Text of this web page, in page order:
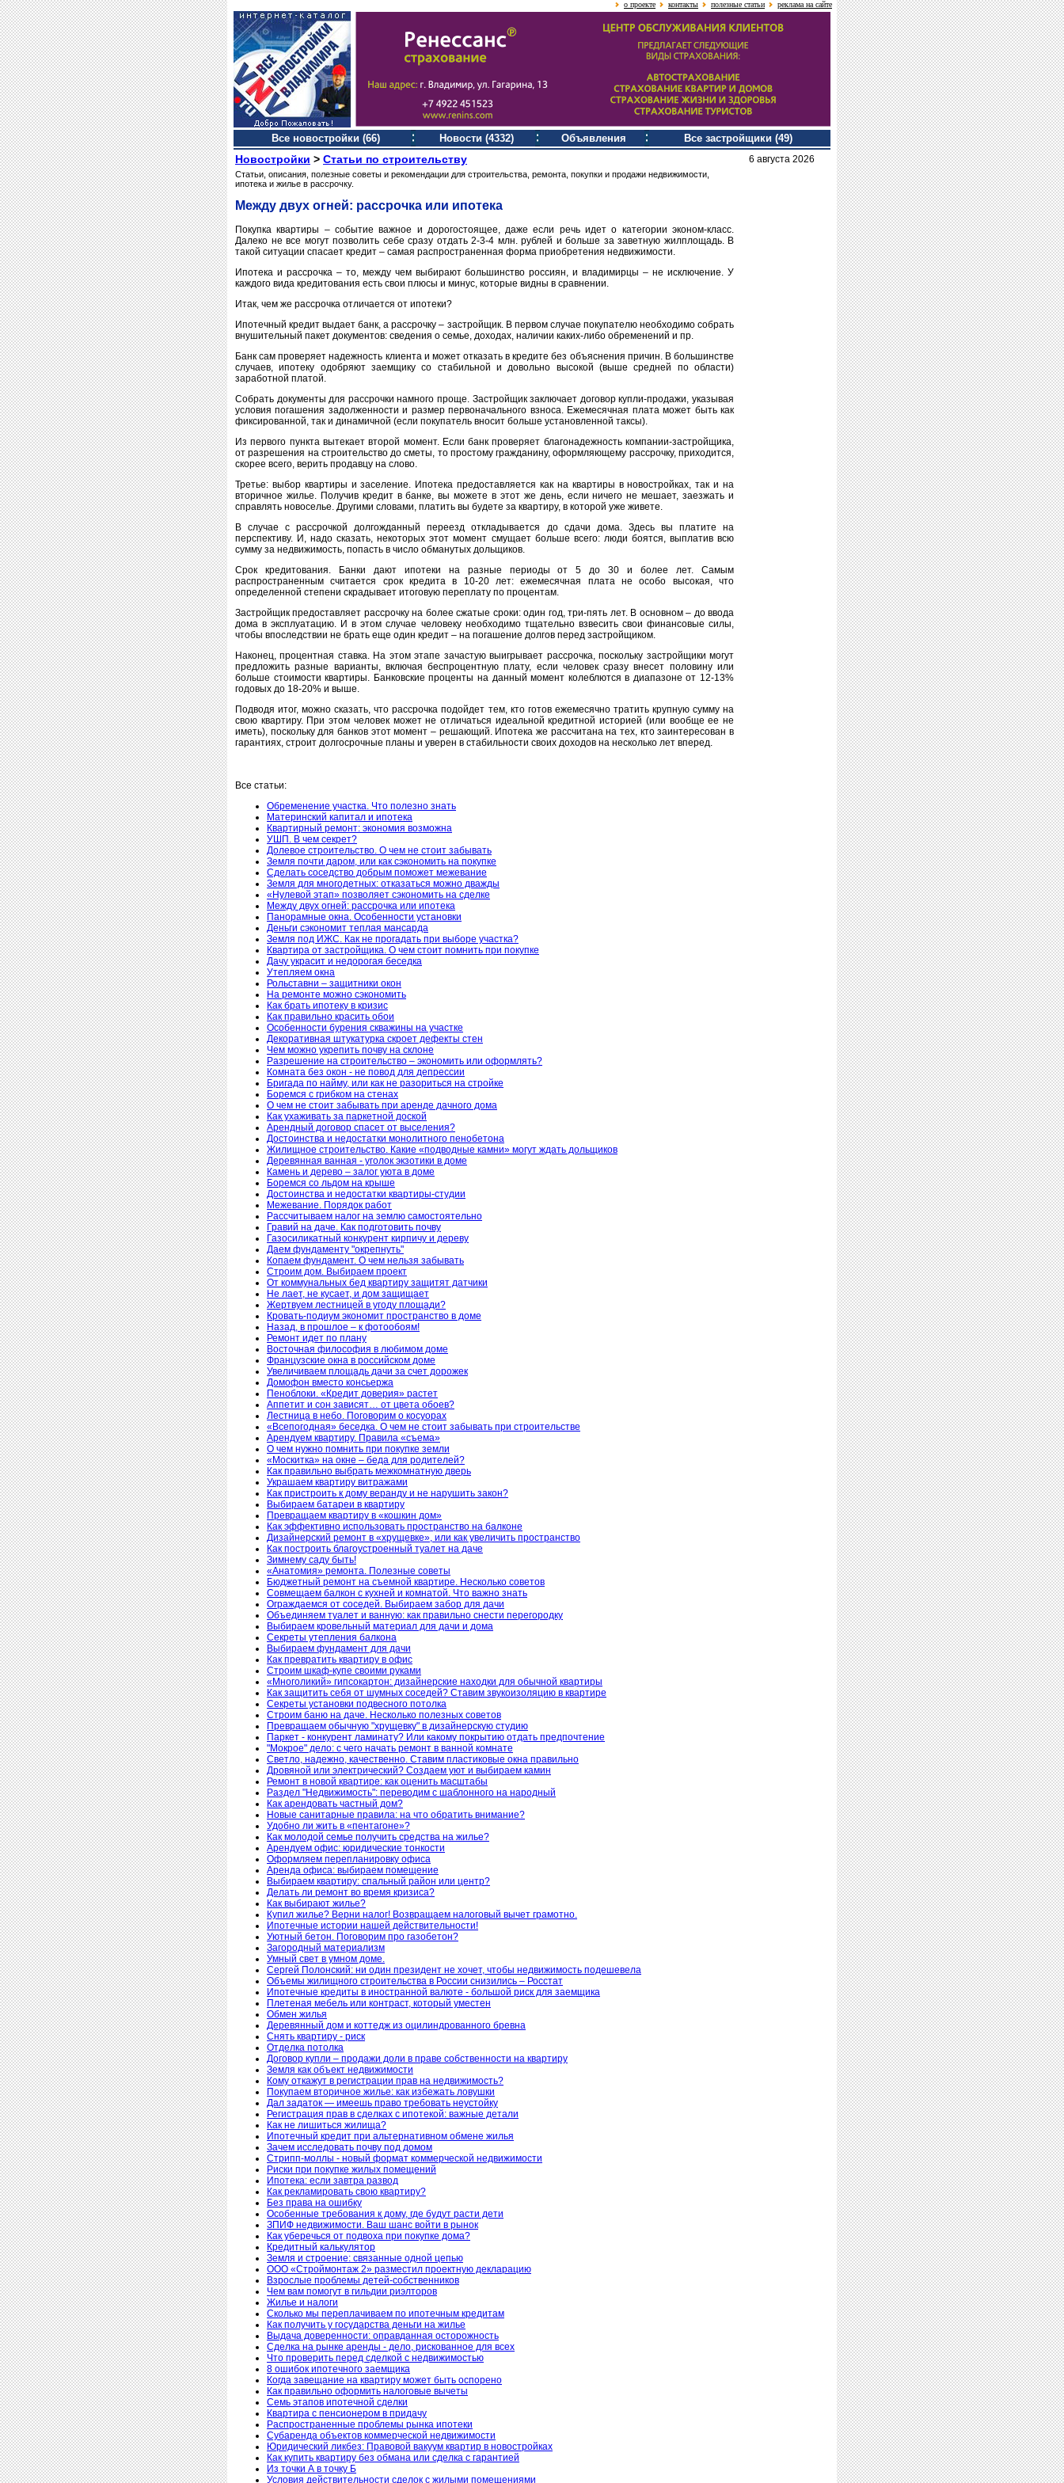
о проекте контакты полезные статьи реклама на сайте
Все новостройки (66) Новости (4332) Объявления Все застройщики (49)
Новостройки > Статьи по строительству 6 августа 2026
Статьи, описания, полезные советы и рекомендации для строительства, ремонта, покупки и продажи недвижимости,
ипотека и жилье в рассрочку.
Между двух огней: рассрочка или ипотека
Покупка квартиры – событие важное и дорогостоящее, даже если речь идет о категории эконом-класс.
Далеко не все могут позволить себе сразу отдать 2-3-4 млн. рублей и больше за заветную жилплощадь. В
такой ситуации спасает кредит – самая распространенная форма приобретения недвижимости.
Ипотека и рассрочка – то, между чем выбирают большинство россиян, и владимирцы – не исключение. У
каждого вида кредитования есть свои плюсы и минус, которые видны в сравнении.
Итак, чем же рассрочка отличается от ипотеки?
Ипотечный кредит выдает банк, а рассрочку – застройщик. В первом случае покупателю необходимо собрать
внушительный пакет документов: сведения о семье, доходах, наличии каких-либо обременений и пр.
Банк сам проверяет надежность клиента и может отказать в кредите без объяснения причин. В большинстве
случаев, ипотеку одобряют заемщику со стабильной и довольно высокой (выше средней по области)
заработной платой.
Собрать документы для рассрочки намного проще. Застройщик заключает договор купли-продажи, указывая
условия погашения задолженности и размер первоначального взноса. Ежемесячная плата может быть как
фиксированной, так и динамичной (если покупатель вносит больше установленной таксы).
Из первого пункта вытекает второй момент. Если банк проверяет благонадежность компании-застройщика,
от разрешения на строительство до сметы, то простому гражданину, оформляющему рассрочку, приходится,
скорее всего, верить продавцу на слово.
Третье: выбор квартиры и заселение. Ипотека предоставляется как на квартиры в новостройках, так и на
вторичное жилье. Получив кредит в банке, вы можете в этот же день, если ничего не мешает, заезжать и
справлять новоселье. Другими словами, платить вы будете за квартиру, в которой уже живете.
В случае с рассрочкой долгожданный переезд откладывается до сдачи дома. Здесь вы платите на
перспективу. И, надо сказать, некоторых этот момент смущает больше всего: люди боятся, выплатив всю
сумму за недвижимость, попасть в число обманутых дольщиков.
Срок кредитования. Банки дают ипотеки на разные периоды от 5 до 30 и более лет. Самым
распространенным считается срок кредита в 10-20 лет: ежемесячная плата не особо высокая, что
определенной степени скрадывает итоговую переплату по процентам.
Застройщик предоставляет рассрочку на более сжатые сроки: один год, три-пять лет. В основном – до ввода
дома в эксплуатацию. И в этом случае человеку необходимо тщательно взвесить свои финансовые силы,
чтобы впоследствии не брать еще один кредит – на погашение долгов перед застройщиком.
Наконец, процентная ставка. На этом этапе зачастую выигрывает рассрочка, поскольку застройщики могут
предложить разные варианты, включая беспроцентную плату, если человек сразу внесет половину или
больше стоимости квартиры. Банковские проценты на данный момент колеблются в диапазоне от 12-13%
годовых до 18-20% и выше.
Подводя итог, можно сказать, что рассрочка подойдет тем, кто готов ежемесячно тратить крупную сумму на
свою квартиру. При этом человек может не отличаться идеальной кредитной историей (или вообще ее не
иметь), поскольку для банков этот момент – решающий. Ипотека же рассчитана на тех, кто заинтересован в
гарантиях, строит долгосрочные планы и уверен в стабильности своих доходов на несколько лет вперед.
Все статьи:
Обременение участка. Что полезно знать
Материнский капитал и ипотека
Квартирный ремонт: экономия возможна
УШП. В чем секрет?
Долевое строительство. О чем не стоит забывать
Земля почти даром, или как сэкономить на покупке
Сделать соседство добрым поможет межевание
Земля для многодетных: отказаться можно дважды
«Нулевой этап» позволяет сэкономить на сделке
Между двух огней: рассрочка или ипотека
Панорамные окна. Особенности установки
Деньги сэкономит теплая мансарда
Земля под ИЖС. Как не прогадать при выборе участка?
Квартира от застройщика. О чем стоит помнить при покупке
Дачу украсит и недорогая беседка
Утепляем окна
Рольставни – защитники окон
На ремонте можно сэкономить
Как брать ипотеку в кризис
Как правильно красить обои
Особенности бурения скважины на участке
Декоративная штукатурка скроет дефекты стен
Чем можно укрепить почву на склоне
Разрешение на строительство – экономить или оформлять?
Комната без окон - не повод для депрессии
Бригада по найму, или как не разориться на стройке
Боремся с грибком на стенах
О чем не стоит забывать при аренде дачного дома
Как ухаживать за паркетной доской
Арендный договор спасет от выселения?
Достоинства и недостатки монолитного пенобетона
Жилищное строительство. Какие «подводные камни» могут ждать дольщиков
Деревянная ванная - уголок экзотики в доме
Камень и дерево – залог уюта в доме
Боремся со льдом на крыше
Достоинства и недостатки квартиры-студии
Межевание. Порядок работ
Рассчитываем налог на землю самостоятельно
Гравий на даче. Как подготовить почву
Газосиликатный конкурент кирпичу и дереву
Даем фундаменту "окрепнуть"
Копаем фундамент. О чем нельзя забывать
Строим дом. Выбираем проект
От коммунальных бед квартиру защитят датчики
Не лает, не кусает, и дом защищает
Жертвуем лестницей в угоду площади?
Кровать-подиум экономит пространство в доме
Назад, в прошлое – к фотообоям!
Ремонт идет по плану
Восточная философия в любимом доме
Французские окна в российском доме
Увеличиваем площадь дачи за счет дорожек
Домофон вместо консьержа
Пеноблоки. «Кредит доверия» растет
Аппетит и сон зависят… от цвета обоев?
Лестница в небо. Поговорим о косуорах
«Всепогодная» беседка. О чем не стоит забывать при строительстве
Арендуем квартиру. Правила «съема»
О чем нужно помнить при покупке земли
«Москитка» на окне – беда для родителей?
Как правильно выбрать межкомнатную дверь
Украшаем квартиру витражами
Как пристроить к дому веранду и не нарушить закон?
Выбираем батареи в квартиру
Превращаем квартиру в «кошкин дом»
Как эффективно использовать пространство на балконе
Дизайнерский ремонт в «хрущевке», или как увеличить пространство
Как построить благоустроенный туалет на даче
Зимнему саду быть!
«Анатомия» ремонта. Полезные советы
Бюджетный ремонт на съемной квартире. Несколько советов
Совмещаем балкон с кухней и комнатой. Что важно знать
Ограждаемся от соседей. Выбираем забор для дачи
Объединяем туалет и ванную: как правильно снести перегородку
Выбираем кровельный материал для дачи и дома
Секреты утепления балкона
Выбираем фундамент для дачи
Как превратить квартиру в офис
Строим шкаф-купе своими руками
«Многоликий» гипсокартон: дизайнерские находки для обычной квартиры
Как защитить себя от шумных соседей? Ставим звукоизоляцию в квартире
Секреты установки подвесного потолка
Строим баню на даче. Несколько полезных советов
Превращаем обычную "хрущевку" в дизайнерскую студию
Паркет - конкурент ламинату? Или какому покрытию отдать предпочтение
"Мокрое" дело: с чего начать ремонт в ванной комнате
Светло, надежно, качественно. Ставим пластиковые окна правильно
Дровяной или электрический? Создаем уют и выбираем камин
Ремонт в новой квартире: как оценить масштабы
Раздел "Недвижимость": переводим с шаблонного на народный
Как арендовать частный дом?
Новые санитарные правила: на что обратить внимание?
Удобно ли жить в «пентагоне»?
Как молодой семье получить средства на жилье?
Арендуем офис: юридические тонкости
Оформляем перепланировку офиса
Аренда офиса: выбираем помещение
Выбираем квартиру: спальный район или центр?
Делать ли ремонт во время кризиса?
Как выбирают жилье?
Купил жилье? Верни налог! Возвращаем налоговый вычет грамотно.
Ипотечные истории нашей действительности!
Уютный бетон. Поговорим про газобетон?
Загородный материализм
Умный свет в умном доме.
Сергей Полонский: ни один президент не хочет, чтобы недвижимость подешевела
Объемы жилищного строительства в России снизились – Росстат
Ипотечные кредиты в иностранной валюте - большой риск для заемщика
Плетеная мебель или контраст, который уместен
Обмен жилья
Деревянный дом и коттедж из оцилиндрованного бревна
Снять квартиру - риск
Отделка потолка
Договор купли – продажи доли в праве собственности на квартиру
Земля как объект недвижимости
Кому откажут в регистрации прав на недвижимость?
Покупаем вторичное жилье: как избежать ловушки
Дал задаток — имеешь право требовать неустойку
Регистрация прав в сделках с ипотекой: важные детали
Как не лишиться жилища?
Ипотечный кредит при альтернативном обмене жилья
Зачем исследовать почву под домом
Стрипп-моллы - новый формат коммерческой недвижимости
Риски при покупке жилых помещений
Ипотека: если завтра развод
Как рекламировать свою квартиру?
Без права на ошибку
Особенные требования к дому, где будут расти дети
ЗПИФ недвижимости. Ваш шанс войти в рынок
Как уберечься от подвоха при покупке дома?
Кредитный калькулятор
Земля и строение: связанные одной цепью
ООО «Строймонтаж 2» разместил проектную декларацию
Взрослые проблемы детей-собственников
Чем вам помогут в гильдии риэлторов
Жилье и налоги
Сколько мы переплачиваем по ипотечным кредитам
Как получить у государства деньги на жилье
Выдача доверенности: оправданная осторожность
Сделка на рынке аренды - дело, рискованное для всех
Что проверить перед сделкой с недвижимостью
8 ошибок ипотечного заемщика
Когда завещание на квартиру может быть оспорено
Как правильно оформить налоговые вычеты
Семь этапов ипотечной сделки
Квартира с пенсионером в придачу
Распространенные проблемы рынка ипотеки
Субаренда объектов коммерческой недвижимости
Юридический ликбез: Правовой вакуум квартир в новостройках
Как купить квартиру без обмана или сделка с гарантией
Из точки А в точку Б
Условия действительности сделок с жилыми помещениями